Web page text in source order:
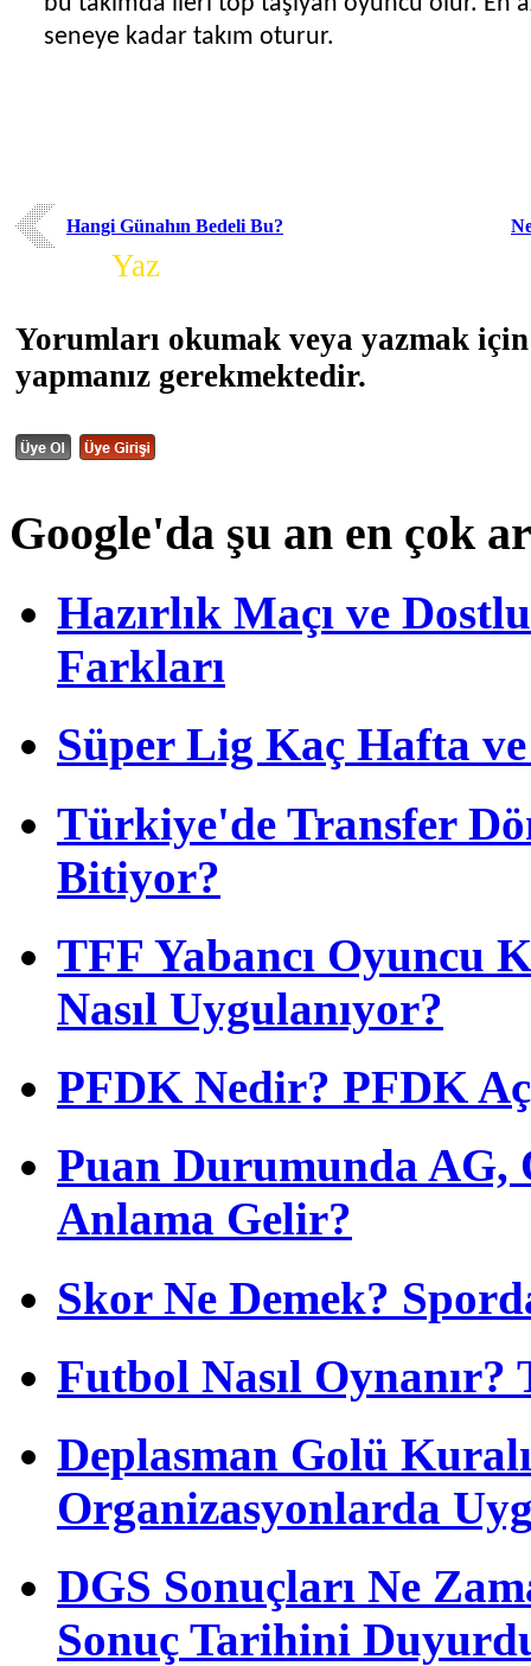
seneye kadar takım oturur.
Hangi Günahın Bedeli Bu?
Yaz
Yorumları okumak veya yazmak
yapmanız gerekmektedir.
Google'da şu an en çok
Hazırlık Maçı ve
Farkları
Süper Lig Kaç Hafta
Türkiye'de Transfer
Bitiyor?
TFF Yabancı Oyuncu
Nasıl Uygulanıyor?
PFDK Nedir? PFDK
Puan Durumunda AG,
Anlama Gelir?
Skor Ne Demek?
Futbol Nasıl
Deplasman Golü
Organizasyonlarda
DGS Sonuçları Ne
Sonuç Tarihini